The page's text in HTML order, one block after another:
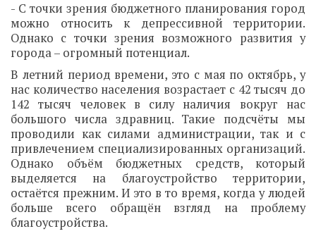
- С точки зрения бюджетного планирования город
можно относить к депрессивной территории.
Однако с точки зрения возможного развития у
города – огромный потенциал.
В летний период времени, это с мая по октябрь, у
нас количество населения возрастает с 42 тысяч до
142 тысяч человек в силу наличия вокруг нас
большого числа здравниц. Такие подсчёты мы
проводили как силами администрации, так и с
привлечением специализированных организаций.
Однако объём бюджетных средств, который
выделяется на благоустройство территории,
остаётся прежним. И это в то время, когда у людей
больше всего обращён взгляд на проблему
благоустройства.